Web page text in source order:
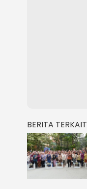
BERITA TERKAIT